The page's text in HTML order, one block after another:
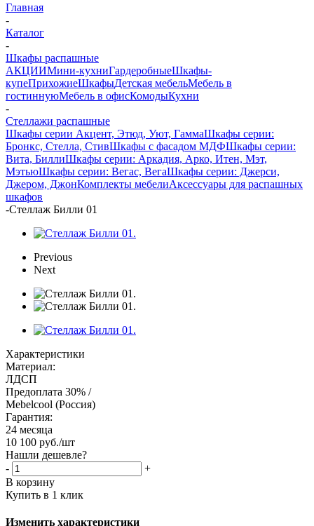
Главная
-
Каталог
-
Шкафы распашные
АКЦИИМини-кухниГардеробныеШкафы-
купеПрихожиеШкафыДетская мебельМебель в
гостиннуюМебель в офисКомодыКухни
-
Стеллажи распашные
Шкафы серии Акцент, Этюд, Уют, ГаммаШкафы серии:
Бронкс, Стелла, СтивШкафы с фасадом МДФШкафы серии:
Вита, БиллиШкафы серии: Аркадия, Арко, Итен, Мэт,
МэтьюШкафы серии: Вегас, ВегаШкафы серии: Джерси,
Джером, ДжонКомплекты мебелиАксессуары для распашных
шкафов
-Стеллаж Билли 01
Previous
Next
Характеристики
Материал:
ЛДСП
Предоплата 30% /
Mebelcool (Россия)
Гарантия:
24 месяца
10 100 руб./шт
Нашли дешевле?
-
+
В корзину
Купить в 1 клик
Изменить характеристики